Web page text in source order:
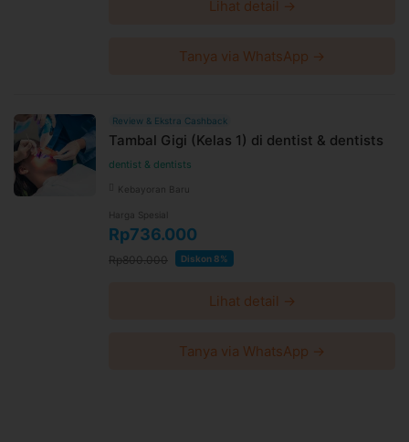
Lihat detail →
Tanya via WhatsApp →
Review & Ekstra Cashback
Tambal Gigi (Kelas 1) di dentist & dentists
dentist & dentists
Kebayoran Baru
Harga Spesial
Rp736.000
Rp800.000 Diskon 8%
Lihat detail →
Tanya via WhatsApp →